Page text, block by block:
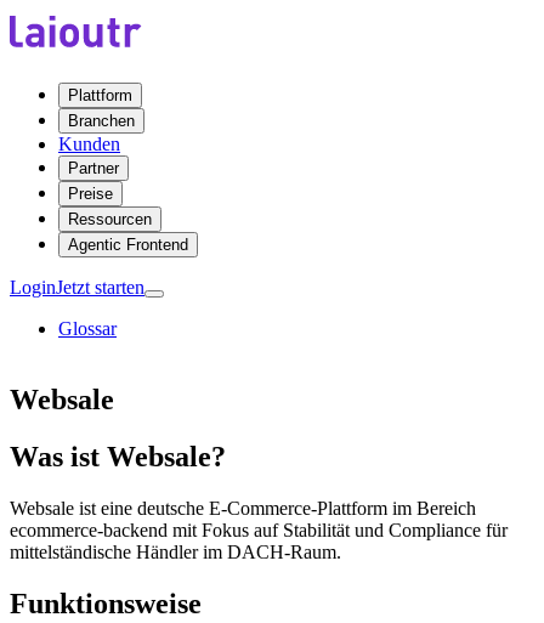
Plattform
Branchen
Kunden
Partner
Preise
Ressourcen
Agentic Frontend
LoginJetzt starten
Glossar
Websale
Was ist Websale?
Websale ist eine deutsche E-Commerce-Plattform im Bereich
ecommerce-backend mit Fokus auf Stabilität und Compliance für
mittelständische Händler im DACH-Raum.
Funktionsweise